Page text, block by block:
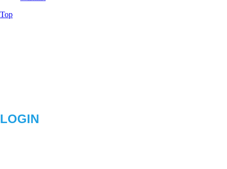
Top
LOGIN